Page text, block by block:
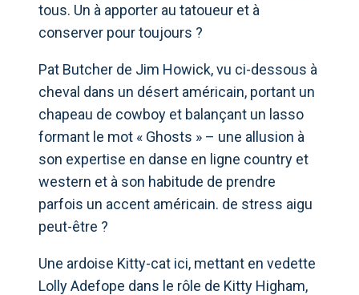
tous. Un à apporter au tatoueur et à
conserver pour toujours ?
Pat Butcher de Jim Howick, vu ci-dessous à
cheval dans un désert américain, portant un
chapeau de cowboy et balançant un lasso
formant le mot « Ghosts » – une allusion à
son expertise en danse en ligne country et
western et à son habitude de prendre
parfois un accent américain. de stress aigu
peut-être ?
Une ardoise Kitty-cat ici, mettant en vedette
Lolly Adefope dans le rôle de Kitty Higham,